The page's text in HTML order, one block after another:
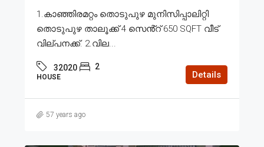
1.കാഞ്ഞിരമറ്റം തൊടുപുഴ മുനിസിപ്പാലിറ്റി
തൊടുപുഴ താലൂക്ക് 4 സെൻ്റ് 650 SQFT വീട്
വില്പനക്ക്. 2.വില...
32020 2
HOUSE Details
57 years ago